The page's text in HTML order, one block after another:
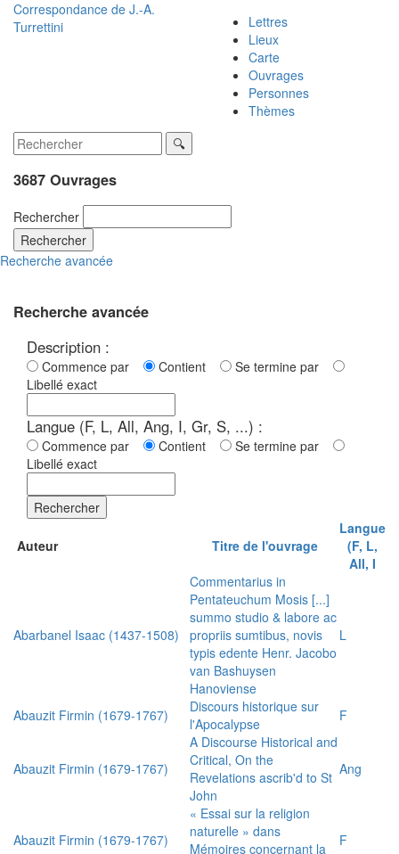
Correspondance de J.-A.
Turrettini
Lettres
Lieux
Carte
Ouvrages
Personnes
Thèmes
3687 Ouvrages
Rechercher
Rechercher
Recherche avancée
Recherche avancée
Description :
Commence par Contient
Se termine par
Libellé exact
Langue (F, L, All, Ang, I, Gr, S, ...) :
Commence par Contient
Se termine par
Libellé exact
Rechercher
Auteur Titre de l'ouvrage
Langue
(F, L,
All, I
Abarbanel Isaac (1437-1508)
Commentarius in
Pentateuchum Mosis [...]
summo studio & labore ac
propriis sumtibus, novis
typis edente Henr. Jacobo
van Bashuysen
Hanoviense
L
Abauzit Firmin (1679-1767)
Discours historique sur
l'Apocalypse
F
Abauzit Firmin (1679-1767)
A Discourse Historical and
Critical, On the
Revelations ascrib'd to St
John
Ang
Abauzit Firmin (1679-1767)
« Essai sur la religion
naturelle » dans
Mémoires concernant la
F